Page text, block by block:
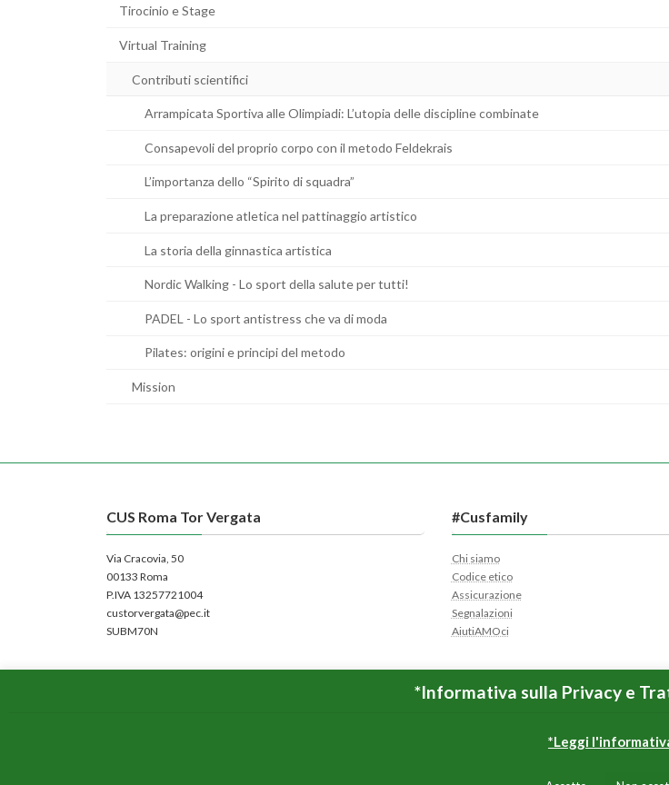
Tirocinio e Stage
Virtual Training
Contributi scientifici
Arrampicata Sportiva alle Olimpiadi: L’utopia delle discipline combinate
Consapevoli del proprio corpo con il metodo Feldekrais
L’importanza dello “Spirito di squadra”
La preparazione atletica nel pattinaggio artistico
La storia della ginnastica artistica
Nordic Walking - Lo sport della salute per tutti!
PADEL - Lo sport antistress che va di moda
Pilates: origini e principi del metodo
Mission
CUS Roma Tor Vergata
Via Cracovia, 50
00133 Roma
P.IVA 13257721004
custorvergata@pec.it
SUBM70N
#Cusfamily
Chi siamo
Codice etico
Assicurazione
Segnalazioni
AiutiAMOci
Copyright © CUS Roma Tor Vergata All
WordPress Lightning Theme
*Informativa sulla Privacy e
*Leggi